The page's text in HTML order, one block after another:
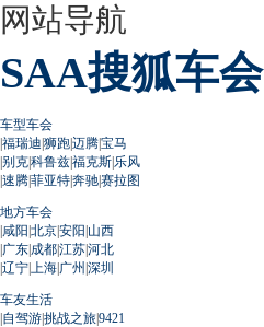
网站导航
SAA搜狐车会
车型车会
|福瑞迪|狮跑|迈腾|宝马
|别克|科鲁兹|福克斯|乐风
|速腾|菲亚特|奔驰|赛拉图
地方车会
|咸阳|北京|安阳|山西
|广东|成都|江苏|河北
|辽宁| 上海|广州 |深圳
车友生活
|自驾游|挑战之旅|9421